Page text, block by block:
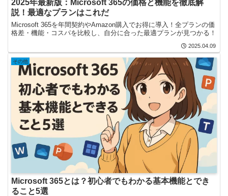
2025年最新版：Microsoft 365の価格と機能を徹底解
説！最適なプランはこれだ
Microsoft 365を年間契約やAmazon購入でお得に導入！全プランの価
格差・機能・コスパを比較し、自分に合った最適プランが見つかる！
2025.04.09
その他
Microsoft 365とは？初心者でもわかる基本機能とでき
ること5選